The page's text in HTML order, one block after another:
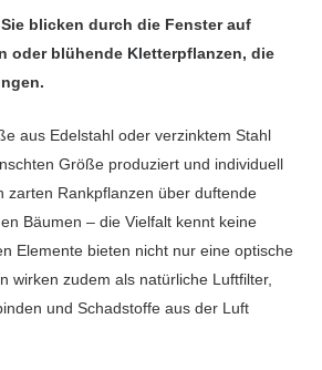
blicken durch die Fenster auf
oder blühende Kletterpflanzen, die
aus Edelstahl oder verzinktem Stahl
Größe produziert und individuell
zarten Rankpflanzen über duftende
Bäumen – die Vielfalt kennt keine
Elemente bieten nicht nur eine optische
wirken zudem als natürliche Luftfilter,
und Schadstoffe aus der Luft